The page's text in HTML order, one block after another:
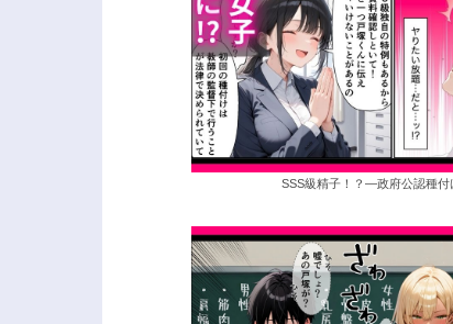
SSS級精子！？―政府公認種